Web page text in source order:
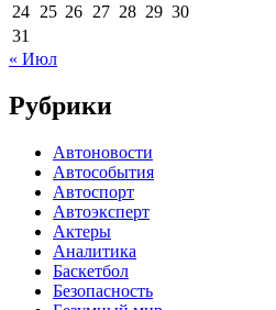
24 25 26 27 28 29 30
31
« Июл
Рубрики
Автоновости
Автособытия
Автоспорт
Автоэксперт
Актеры
Аналитика
Баскетбол
Безопасность